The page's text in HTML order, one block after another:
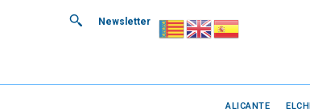
Newsletter
ALICANTE